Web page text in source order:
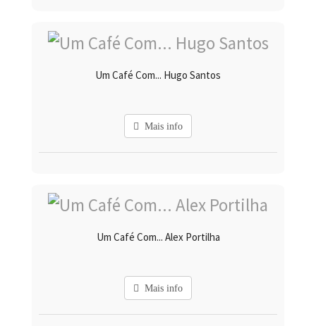
Um Café Com... Hugo Santos
Mais info
Um Café Com... Alex Portilha
Mais info